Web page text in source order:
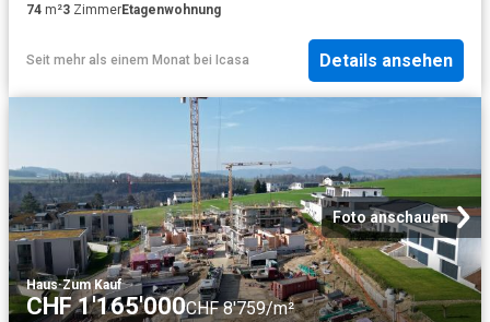
74 m²3 ZimmerEtagenwohnung
Seit mehr als einem Monat bei Icasa Details ansehen
Foto anschauen
Haus·Zum Kauf
CHF 1'165'000CHF 8'759/m²